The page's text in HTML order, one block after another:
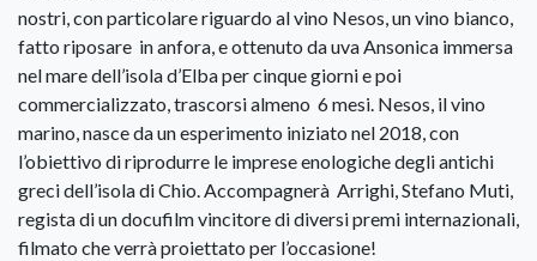
nostri, con particolare riguardo al vino Nesos, un vino bianco,
fatto riposare in anfora, e ottenuto da uva Ansonica immersa
nel mare dell’isola d’Elba per cinque giorni e poi
commercializzato, trascorsi almeno 6 mesi. Nesos, il vino
marino, nasce da un esperimento iniziato nel 2018, con
l’obiettivo di riprodurre le imprese enologiche degli antichi
greci dell’isola di Chio. Accompagnerà Arrighi, Stefano Muti,
regista di un docufilm vincitore di diversi premi internazionali,
filmato che verrà proiettato per l’occasione!